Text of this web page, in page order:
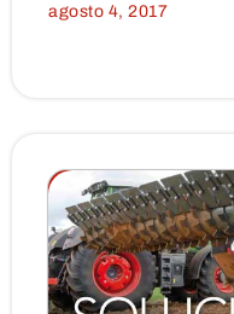
agosto 4, 2017